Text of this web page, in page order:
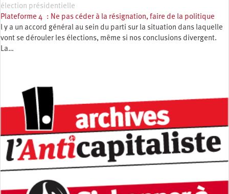
élection présidentielle
Plateforme 4 : Ne pas céder à la résignation, faire de la politique
l y a un accord général au sein du parti sur la situation dans laquelle
vont se dérouler les élections, même si nos conclusions divergent.
La…